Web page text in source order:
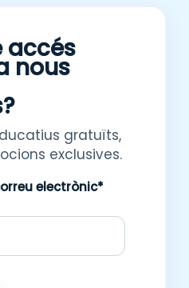
accés
nous
gratuïts,
exclusives.
electrònic*